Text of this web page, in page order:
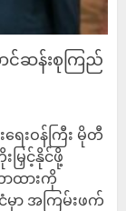
င်ဆန်းစုကြည်
ေးဝန်ကြီး မိုတီ
ြှင့်နိုင်ဖို့
ထားကို
မှာ အကြမ်းဖက်